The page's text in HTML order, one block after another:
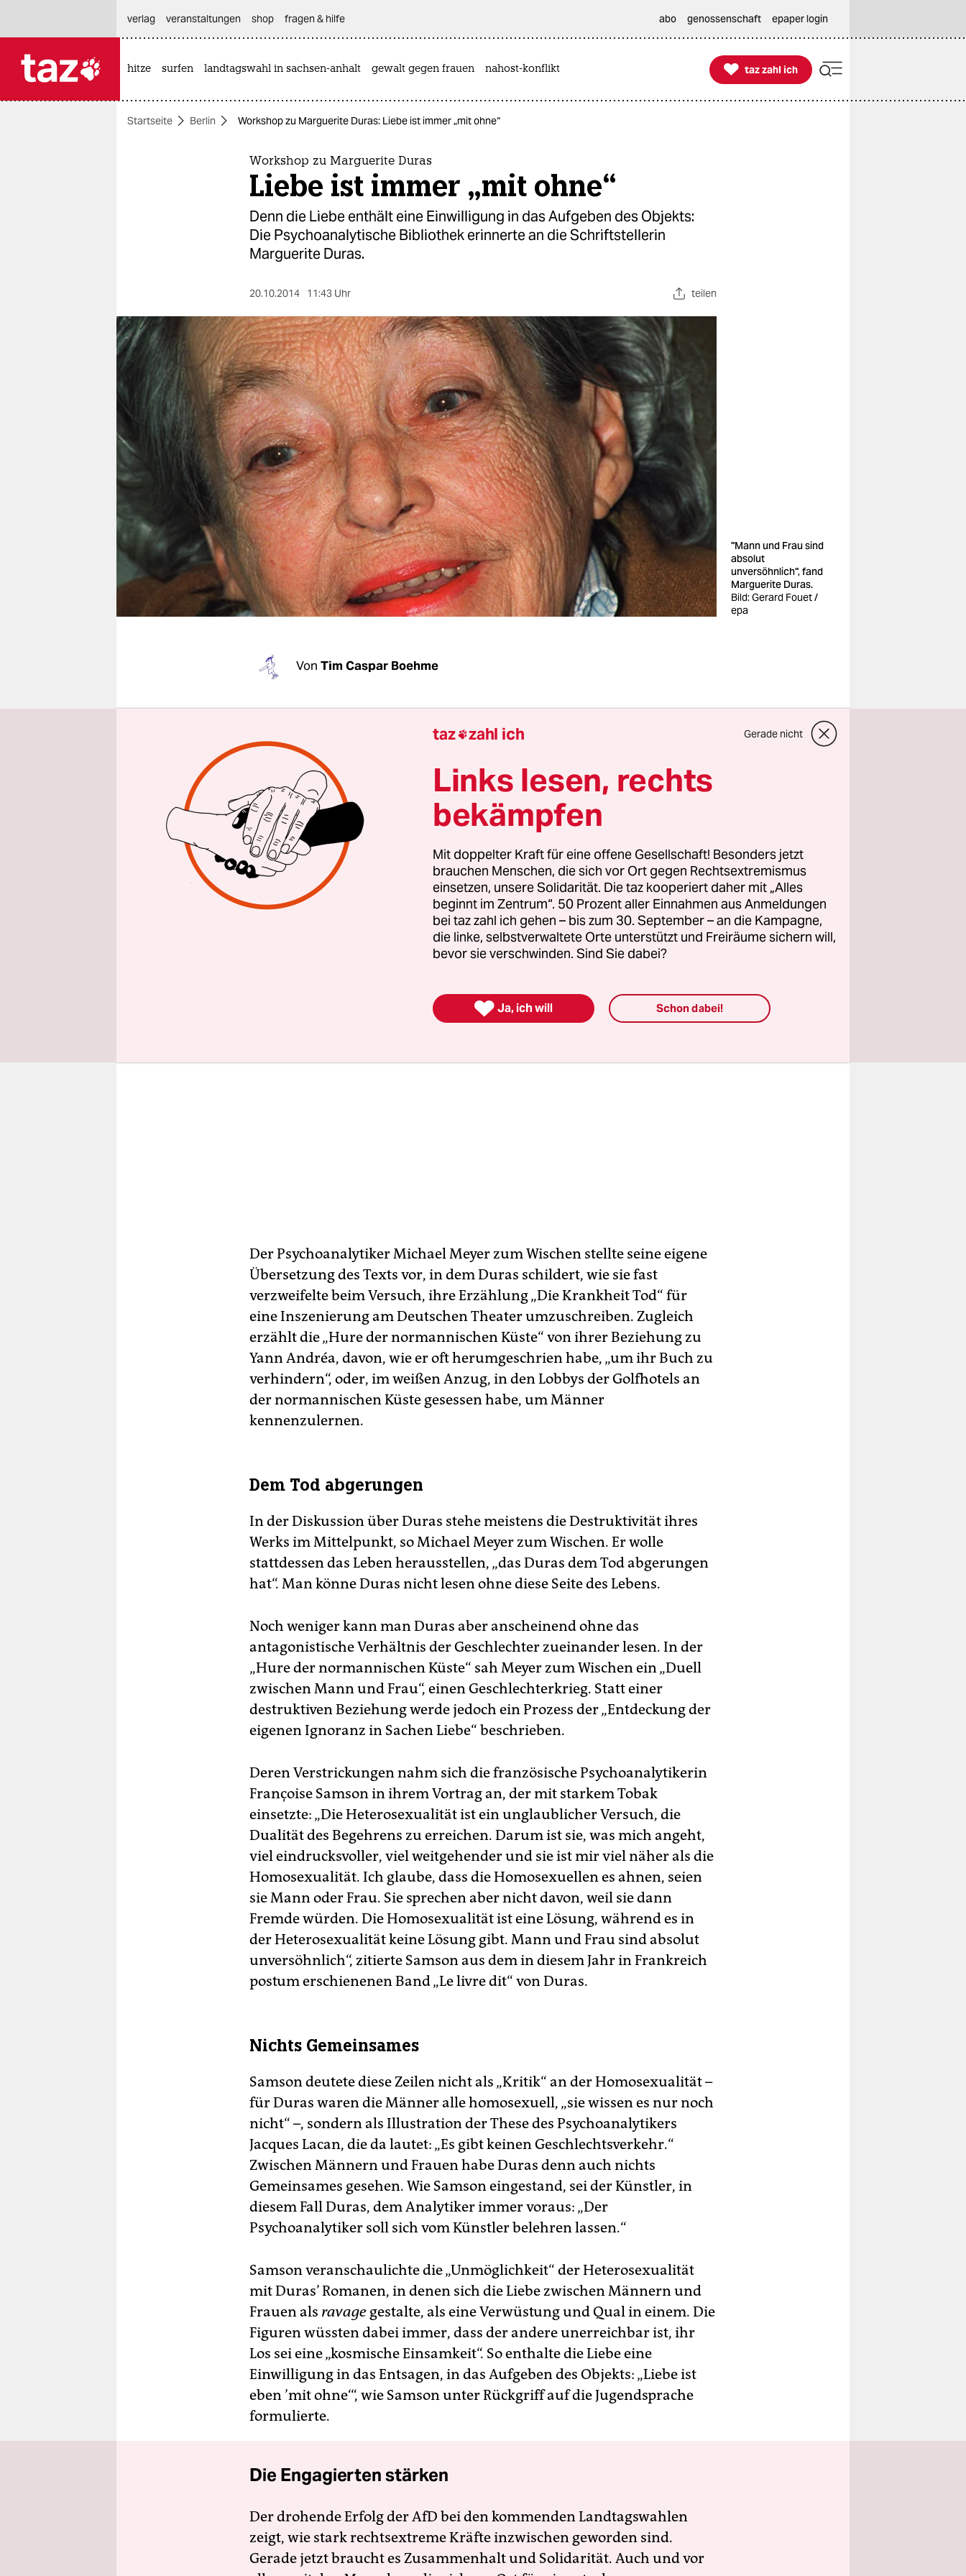
themen
berlin
nord
wahrheit
verlag
verlag
veranstaltungen
shop
fragen & hilfe
unterstützen
genossenschaft
verlag
veranstaltungen shop fragen & hilfe abo genossenschaft epaper login
hitze surfen landtagswahl in sachsen-anhalt gewalt gegen frauen nahost-konflikt 
taz zahl ich
taz zahl ich
Startseite Berlin Workshop zu Marguerite Duras: Liebe ist immer „mit ohne“
Workshop zu Marguerite Duras
Liebe ist immer „mit ohne“
Denn die Liebe enthält eine Einwilligung in das Aufgeben des Objekts:
Die Psychoanalytische Bibliothek erinnerte an die Schriftstellerin
Marguerite Duras.
20.10.2014 11:43 Uhr teilen
"Mann und Frau sind
absolut
unversöhnlich", fand
Marguerite Duras.
Bild: Gerard Fouet /
epa
Von Tim Caspar Boehme
„Man muss die Männer sehr lieben. Sehr, sehr. Sehr lieben, um sie
lieben zu können. Sonst ist es nicht möglich, sonst kann man sie nicht
ertragen.“ Die Schriftstellerin Marguerite Duras, von der diese eher
unvorteilhafte Einschätzung des anderen Geschlechts stammt, hat es
sich in ihrem Leben mit den Männern nicht leicht gemacht.
Yann Andréa, ihr letzter Liebhaber, war homosexuell, was für Duras
schwer zu akzeptieren war. Ihre Beziehung verarbeitete sie mehr oder
minder offen in ihren Werken, etwa in dem kurzen Text „Hure der
normannischen Küste“, der Gegenstand eines Workshops war, mit dem
die Psychoanalytische Bibliothek Berlin am Samstag an die
Der Psychoanalytiker Michael Meyer zum Wischen stellte seine eigene
Übersetzung des Texts vor, in dem Duras schildert, wie sie fast
verzweifelte beim Versuch, ihre Erzählung „Die Krankheit Tod“ für
eine Inszenierung am Deutschen Theater umzuschreiben. Zugleich
erzählt die „Hure der normannischen Küste“ von ihrer Beziehung zu
Yann Andréa, davon, wie er oft herumgeschrien habe, „um ihr Buch zu
verhindern“, oder, im weißen Anzug, in den Lobbys der Golfhotels an
der normannischen Küste gesessen habe, um Männer
kennenzulernen.
Dem Tod abgerungen
In der Diskussion über Duras stehe meistens die Destruktivität ihres
Werks im Mittelpunkt, so Michael Meyer zum Wischen. Er wolle
stattdessen das Leben herausstellen, „das Duras dem Tod abgerungen
hat“. Man könne Duras nicht lesen ohne diese Seite des Lebens.
Noch weniger kann man Duras aber anscheinend ohne das
antagonistische Verhältnis der Geschlechter zueinander lesen. In der
„Hure der normannischen Küste“ sah Meyer zum Wischen ein „Duell
zwischen Mann und Frau“, einen Geschlechterkrieg. Statt einer
destruktiven Beziehung werde jedoch ein Prozess der „Entdeckung der
eigenen Ignoranz in Sachen Liebe“ beschrieben.
Deren Verstrickungen nahm sich die französische Psychoanalytikerin
Françoise Samson in ihrem Vortrag an, der mit starkem Tobak
einsetzte: „Die Heterosexualität ist ein unglaublicher Versuch, die
Dualität des Begehrens zu erreichen. Darum ist sie, was mich angeht,
viel eindrucksvoller, viel weitgehender und sie ist mir viel näher als die
Homosexualität. Ich glaube, dass die Homosexuellen es ahnen, seien
sie Mann oder Frau. Sie sprechen aber nicht davon, weil sie dann
Fremde würden. Die Homosexualität ist eine Lösung, während es in
der Heterosexualität keine Lösung gibt. Mann und Frau sind absolut
unversöhnlich“, zitierte Samson aus dem in diesem Jahr in Frankreich
postum erschienenen Band „Le livre dit“ von Duras.
Nichts Gemeinsames
Samson deutete diese Zeilen nicht als „Kritik“ an der Homosexualität –
für Duras waren die Männer alle homosexuell, „sie wissen es nur noch
nicht“ –, sondern als Illustration der These des Psychoanalytikers
Jacques Lacan, die da lautet: „Es gibt keinen Geschlechtsverkehr.“
Zwischen Männern und Frauen habe Duras denn auch nichts
Gemeinsames gesehen. Wie Samson eingestand, sei der Künstler, in
diesem Fall Duras, dem Analytiker immer voraus: „Der
Psychoanalytiker soll sich vom Künstler belehren lassen.“
Samson veranschaulichte die „Unmöglichkeit“ der Heterosexualität
mit Duras’ Romanen, in denen sich die Liebe zwischen Männern und
Frauen als ravage gestalte, als eine Verwüstung und Qual in einem. Die
Figuren wüssten dabei immer, dass der andere unerreichbar ist, ihr
Los sei eine „kosmische Einsamkeit“. So enthalte die Liebe eine
Einwilligung in das Entsagen, in das Aufgeben des Objekts: „Liebe ist
eben ’mit ohne‘“, wie Samson unter Rückgriff auf die Jugendsprache
formulierte.
Die Engagierten stärken
Der drohende Erfolg der AfD bei den kommenden Landtagswahlen
zeigt, wie stark rechtsextreme Kräfte inzwischen geworden sind.
Gerade jetzt braucht es Zusammenhalt und Solidarität. Auch und vor
taz zahl ich Gerade nicht
Links lesen, rechts
bekämpfen
Mit doppelter Kraft für eine offene Gesellschaft! Besonders jetzt
brauchen Menschen, die sich vor Ort gegen Rechtsextremismus
einsetzen, unsere Solidarität. Die taz kooperiert daher mit „Alles
beginnt im Zentrum“. 50 Prozent aller Einnahmen aus Anmeldungen
bei taz zahl ich gehen – bis zum 30. September – an die Kampagne,
die linke, selbstverwaltete Orte unterstützt und Freiräume sichern will,
bevor sie verschwinden. Sind Sie dabei?
 Ja, ich will Schon dabei!